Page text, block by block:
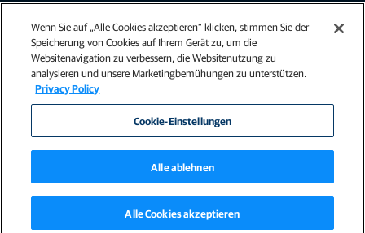
Topcon Newsletter
Abonnieren Sie den Topcon Newsletter und erhalten Sie die neuesten
Brancheninformationen, Fallstudien, Pressemitteilungen und mehr.
Allgemeine Geschäftsbedingungen (EU, Landwirtschaft)|ISO 9001
Wenn Sie auf „Alle Cookies akzeptieren“ klicken, stimmen Sie der
Speicherung von Cookies auf Ihrem Gerät zu, um die
Websitenavigation zu verbessern, die Websitenutzung zu
analysieren und unsere Marketingbemühungen zu unterstützen.
Privacy Policy
Cookie-Einstellungen
Alle ablehnen
Alle Cookies akzeptieren